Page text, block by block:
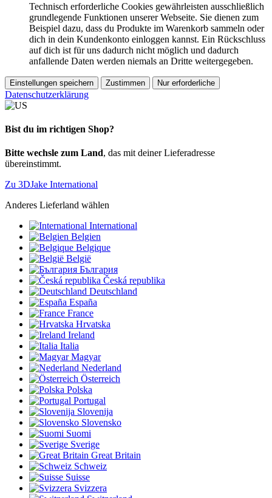
Technisch erforderliche Cookies gewährleisten ausschließlich
grundlegende Funktionen unserer Webseite. Sie dienen zum
Beispiel dazu, dass du Produkte im Warenkorb sammeln oder
dich in dein Kundenkonto einloggen kannst. Ein Rückschluss
auf dich ist für uns dadurch nicht möglich und dadurch
anfallende Daten werden niemals an Dritte weitergegeben.
Einstellungen speichern Zustimmen Nur erforderliche
Datenschutzerklärung
Bist du im richtigen Shop?
Bitte wechsle zum Land, das mit deiner Lieferadresse
übereinstimmt.
Zu 3DJake International
Anderes Lieferland wählen
International
Belgien
Belgique
België
България
Česká republika
Deutschland
España
France
Hrvatska
Ireland
Italia
Magyar
Nederland
Österreich
Polska
Portugal
Slovenija
Slovensko
Suomi
Sverige
Great Britain
Schweiz
Suisse
Svizzera